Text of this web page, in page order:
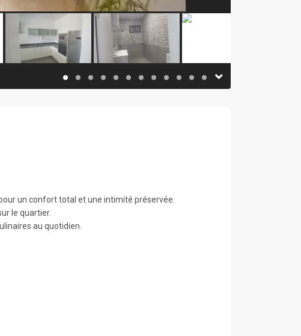
un confort total et une intimité préservée.
le quartier.
au quotidien.